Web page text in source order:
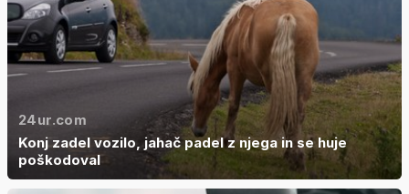
24ur.com
Konj zadel vozilo, jahač padel z njega in se huje
poškodoval